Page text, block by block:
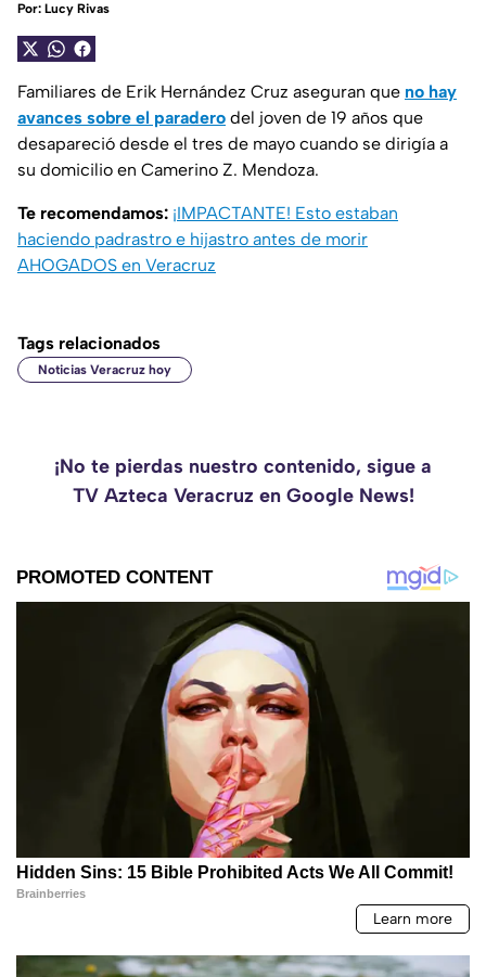
Por: Lucy Rivas
Familiares de Erik Hernández Cruz aseguran que no hay
avances sobre el paradero del joven de 19 años que
desapareció desde el tres de mayo cuando se dirigía a
su domicilio en Camerino Z. Mendoza.
Te recomendamos: ¡IMPACTANTE! Esto estaban
haciendo padrastro e hijastro antes de morir
AHOGADOS en Veracruz
Tags relacionados
Noticias Veracruz hoy
¡No te pierdas nuestro contenido, sigue a
TV Azteca Veracruz en Google News!